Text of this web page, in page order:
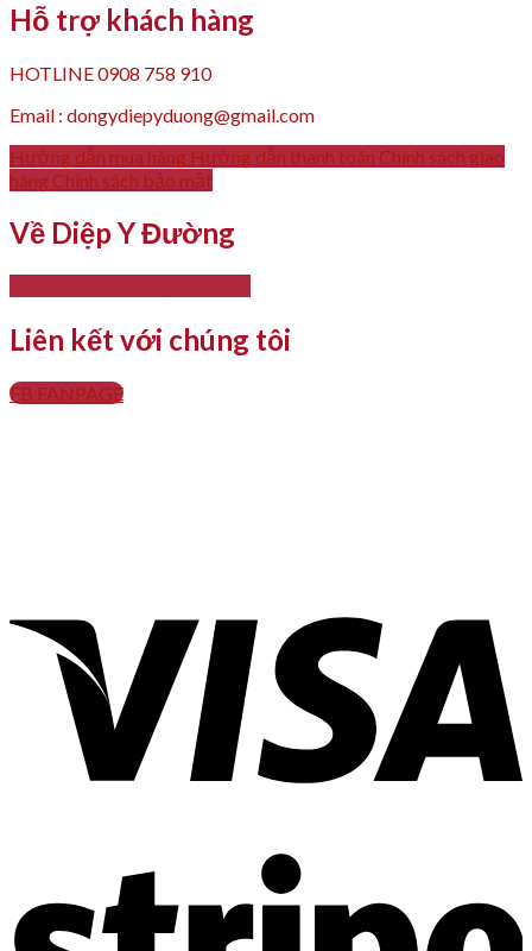
Hỗ trợ khách hàng
HOTLINE 0908 758 910
Email : dongydiepyduong@gmail.com
Hướng dẫn mua hàng Hướng dẫn thanh toán Chính sách giao
hàng Chính sách bảo mật
Về Diệp Y Đường
Liên kết với chúng tôi
FB FANPAGE